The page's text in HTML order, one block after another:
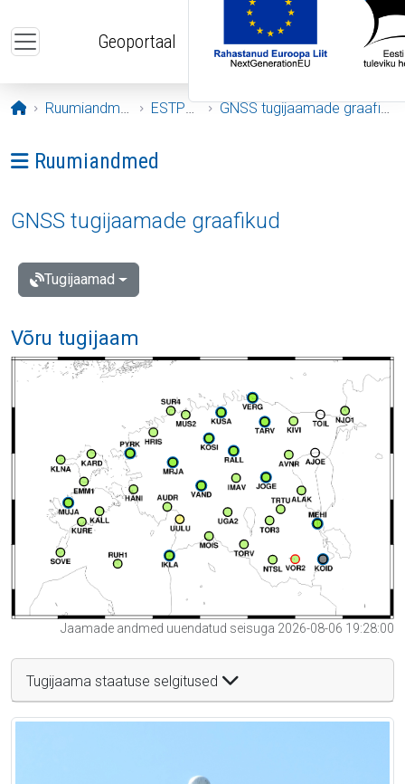
Geoportaal
Avaleht
Ruumiandmed ESTPOS GNSS tugijaamade graafikud
Ava menüü: Ruumiandmed
Ruumiandmed
GNSS tugijaamade graafikud
Tugijaamad
Võru tugijaam
Jaamade andmed uuendatud seisuga 2026-08-06 19:28:00
Tugijaama staatuse selgitused